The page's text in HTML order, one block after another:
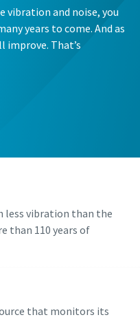
vibration and noise, you
years to come. And as
improve. That’s
less vibration than the
than 110 years of
that monitors its